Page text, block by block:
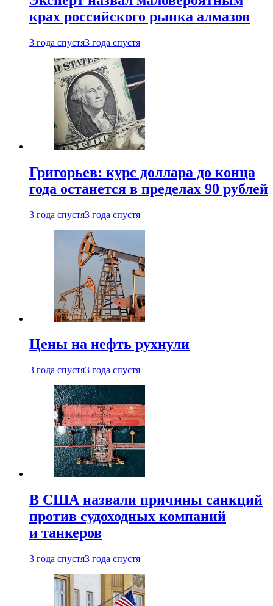
крах российского рынка алмазов
3 года спустя3 года спустя
Григорьев: курс доллара до конца
года останется в пределах 90 рублей
3 года спустя3 года спустя
Цены на нефть рухнули
3 года спустя3 года спустя
В США назвали причины санкций
против судоходных компаний
и танкеров
3 года спустя3 года спустя